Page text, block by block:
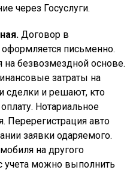
через Госуслуги.
Договор в
письменно.
безвозмездной основе.
затраты на
сделки и решают, кто
Нотариальное
Перерегистрация авто
заявки одаряемого.
на другого
учета можно выполнить